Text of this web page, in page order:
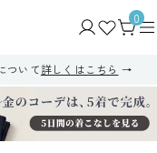
0
ついて詳しくはこちら